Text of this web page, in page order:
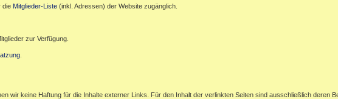
die Mitglieder-Liste (inkl. Adressen) der Website zugänglich.
zur Verfügung.
wir keine Haftung für die Inhalte externer Links. Für den Inhalt der verlinkten Seiten sind ausschließlich deren